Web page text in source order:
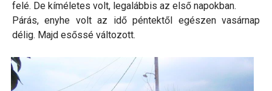
felé. De kíméletes volt, legalábbis az első napokban.
Párás, enyhe volt az idő péntektől egészen vasárnap
délig. Majd esőssé változott.